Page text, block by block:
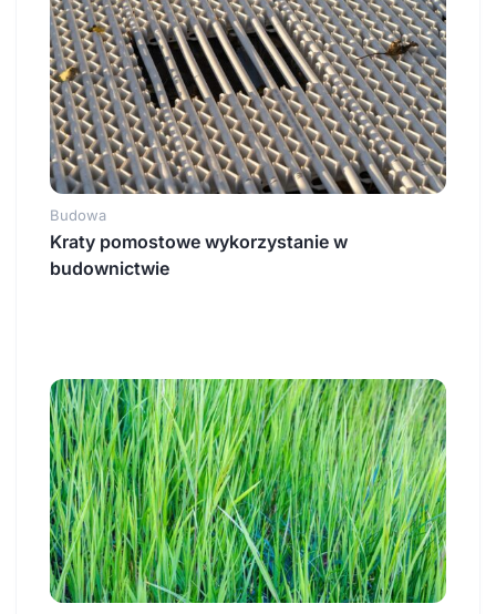
Budowa
Kraty pomostowe wykorzystanie w
budownictwie